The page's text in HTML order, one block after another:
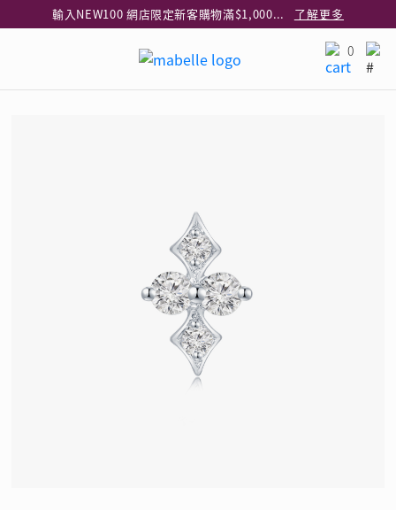
輸入NEW100 網店限定新客購物滿$1,000減$100
了解更多
指定純銀動物耳環2件享7折
0